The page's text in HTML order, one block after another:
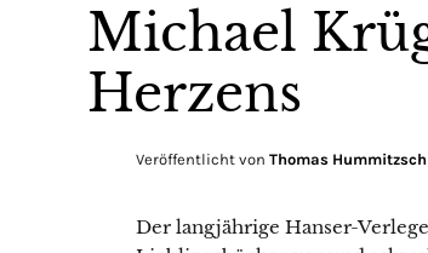
Michael
Herzens
Veröffentlicht von Thomas Hummitzsch
Der langjährige Hanser-